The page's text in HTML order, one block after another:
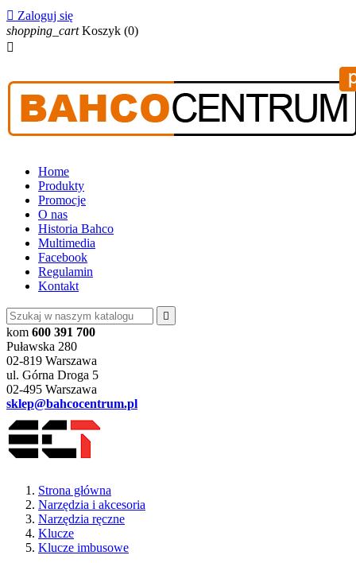
 Zaloguj się
shopping_cart Koszyk (0)

Home
Produkty
Promocje
O nas
Historia Bahco
Multimedia
Facebook
Regulamin
Kontakt

kom 600 391 700
Puławska 280
02-819 Warszawa
ul. Górna Droga 5
02-495 Warszawa
sklep@bahcocentrum.pl
Strona główna
Narzędzia i akcesoria
Narzędzia ręczne
Klucze
Klucze imbusowe